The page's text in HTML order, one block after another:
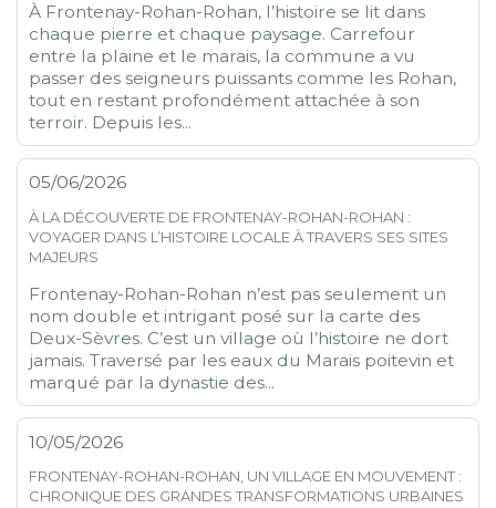
À Frontenay-Rohan-Rohan, l’histoire se lit dans
chaque pierre et chaque paysage. Carrefour
entre la plaine et le marais, la commune a vu
passer des seigneurs puissants comme les Rohan,
tout en restant profondément attachée à son
terroir. Depuis les...
05/06/2026
À LA DÉCOUVERTE DE FRONTENAY-ROHAN-ROHAN :
VOYAGER DANS L’HISTOIRE LOCALE À TRAVERS SES SITES
MAJEURS
Frontenay-Rohan-Rohan n’est pas seulement un
nom double et intrigant posé sur la carte des
Deux-Sèvres. C’est un village où l’histoire ne dort
jamais. Traversé par les eaux du Marais poitevin et
marqué par la dynastie des...
10/05/2026
FRONTENAY-ROHAN-ROHAN, UN VILLAGE EN MOUVEMENT :
CHRONIQUE DES GRANDES TRANSFORMATIONS URBAINES